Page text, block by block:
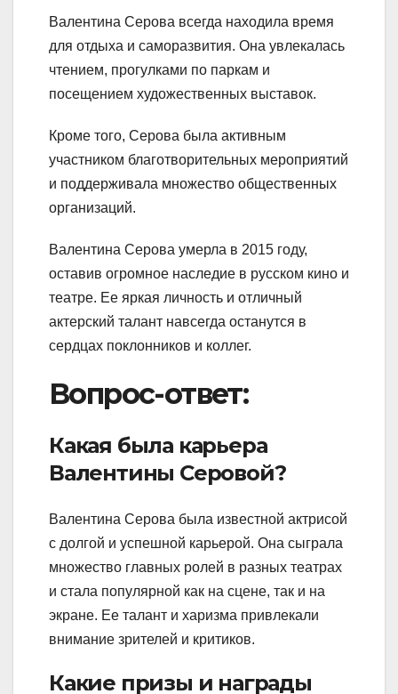
Валентина Серова всегда находила время
для отдыха и саморазвития. Она увлекалась
чтением, прогулками по паркам и
посещением художественных выставок.
Кроме того, Серова была активным
участником благотворительных мероприятий
и поддерживала множество общественных
организаций.
Валентина Серова умерла в 2015 году,
оставив огромное наследие в русском кино и
театре. Ее яркая личность и отличный
актерский талант навсегда останутся в
сердцах поклонников и коллег.
Вопрос-ответ:
Какая была карьера
Валентины Серовой?
Валентина Серова была известной актрисой
с долгой и успешной карьерой. Она сыграла
множество главных ролей в разных театрах
и стала популярной как на сцене, так и на
экране. Ее талант и харизма привлекали
внимание зрителей и критиков.
Какие призы и награды